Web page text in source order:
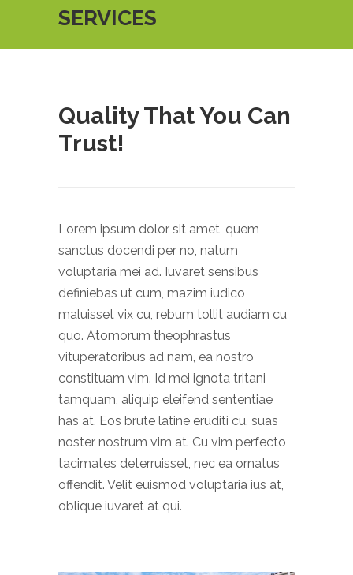
SERVICES
Quality That You Can
Trust!
Lorem ipsum dolor sit amet, quem
sanctus docendi per no, natum
voluptaria mei ad. Iuvaret sensibus
definiebas ut cum, mazim iudico
maluisset vix cu, rebum tollit audiam cu
quo. Atomorum theophrastus
vituperatoribus ad nam, ea nostro
constituam vim. Id mei ignota tritani
tamquam, aliquip eleifend sententiae
has at. Eos brute latine eruditi cu, suas
noster nostrum vim at. Cu vim perfecto
tacimates deterruisset, nec ea ornatus
offendit. Velit euismod voluptaria ius at,
oblique iuvaret at qui.